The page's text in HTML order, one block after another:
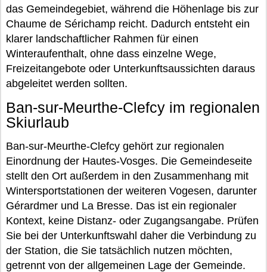
das Gemeindegebiet, während die Höhenlage bis zur
Chaume de Sérichamp reicht. Dadurch entsteht ein
klarer landschaftlicher Rahmen für einen
Winteraufenthalt, ohne dass einzelne Wege,
Freizeitangebote oder Unterkunftsaussichten daraus
abgeleitet werden sollten.
Ban-sur-Meurthe-Clefcy im regionalen
Skiurlaub
Ban-sur-Meurthe-Clefcy gehört zur regionalen
Einordnung der Hautes-Vosges. Die Gemeindeseite
stellt den Ort außerdem in den Zusammenhang mit
Wintersportstationen der weiteren Vogesen, darunter
Gérardmer und La Bresse. Das ist ein regionaler
Kontext, keine Distanz- oder Zugangsangabe. Prüfen
Sie bei der Unterkunftswahl daher die Verbindung zu
der Station, die Sie tatsächlich nutzen möchten,
getrennt von der allgemeinen Lage der Gemeinde.